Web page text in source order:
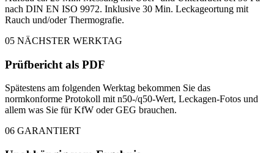
nach DIN EN ISO 9972. Inklusive 30 Min. Leckageortung mit
Rauch und/oder Thermografie.
05 NÄCHSTER WERKTAG
Prüfbericht als PDF
Spätestens am folgenden Werktag bekommen Sie das
normkonforme Protokoll mit n50-/q50-Wert, Leckagen-Fotos und
allem was Sie für KfW oder GEG brauchen.
06 GARANTIERT